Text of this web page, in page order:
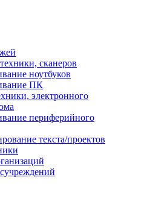
сканеров
ноутбуков
ПК
электронного
периферийного
текста/проектов